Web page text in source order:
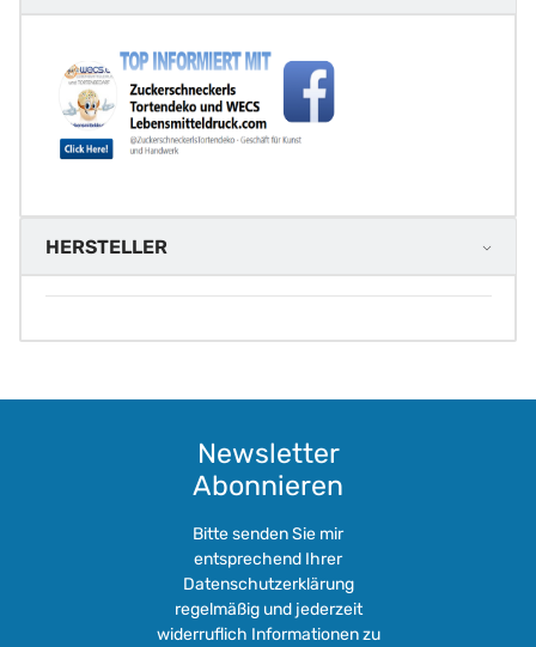
HERSTELLER
Newsletter
Abonnieren
Bitte senden Sie mir
entsprechend Ihrer
Datenschutzerklärung
regelmäßig und jederzeit
widerruflich Informationen zu